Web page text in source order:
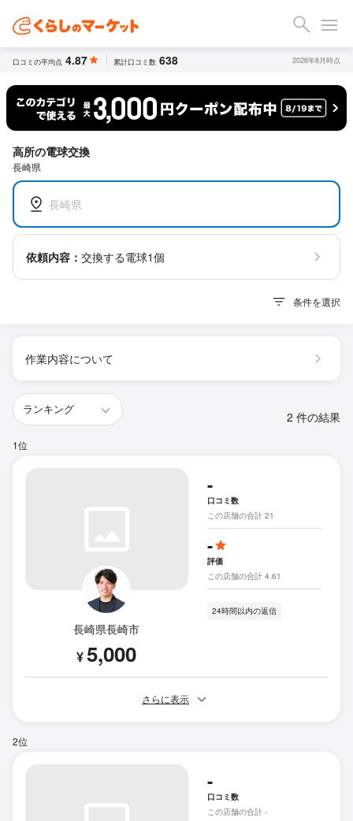
口コミの平均点 4.87 累計口コミ数 638 2026年8月時点
高所の電球交換
長崎県
長崎県
依頼内容： 交換する電球1個
条件を選択
作業内容について
2 件の結果
1位
長崎県長崎市
¥5,000
-
口コミ数
この店舗の合計 21
-
評価
この店舗の合計 4.61
24時間以内の返信
さらに表示
2位
-
口コミ数
この店舗の合計 -